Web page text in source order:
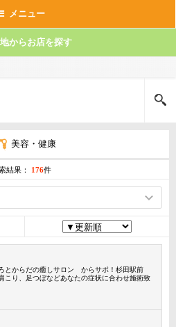
メニュー
からお店を探す
美容・健康
結果： 176件
とからだの癒しサロン からサポ！杉田駅前
こり、足つぼなどあなたの症状に合わせ施術致